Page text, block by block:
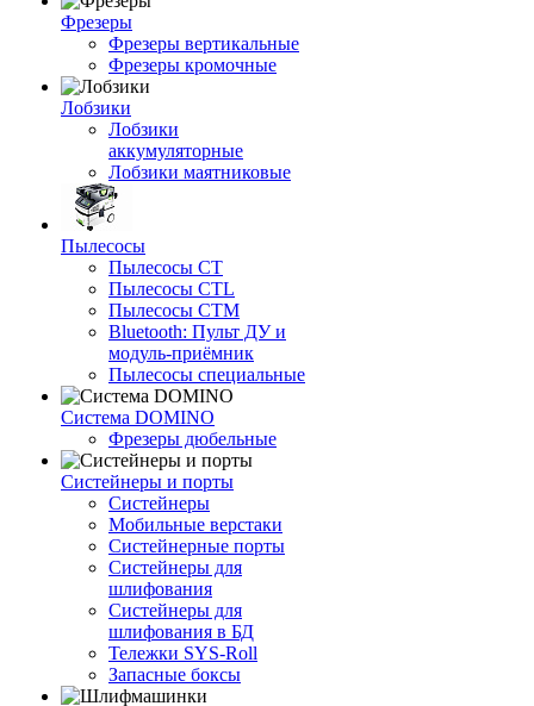
Фрезеры
Фрезеры вертикальные
Фрезеры кромочные
Лобзики
Лобзики
аккумуляторные
Лобзики маятниковые
Пылесосы
Пылесосы CT
Пылесосы CTL
Пылесосы CTM
Bluetooth: Пульт ДУ и
модуль-приёмник
Пылесосы специальные
Система DOMINO
Фрезеры дюбельные
Систейнеры и порты
Систейнеры
Мобильные верстаки
Систейнерные порты
Систейнеры для
шлифования
Систейнеры для
шлифования в БД
Тележки SYS-Roll
Запасные боксы